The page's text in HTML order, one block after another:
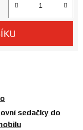
sedačky do